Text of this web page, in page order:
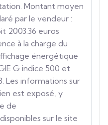
Montant moyen
par le vendeur :
2003.36 euros
à la charge du
énergétique
G indice 500 et
Les informations sur
est exposé, y
de
sur le site